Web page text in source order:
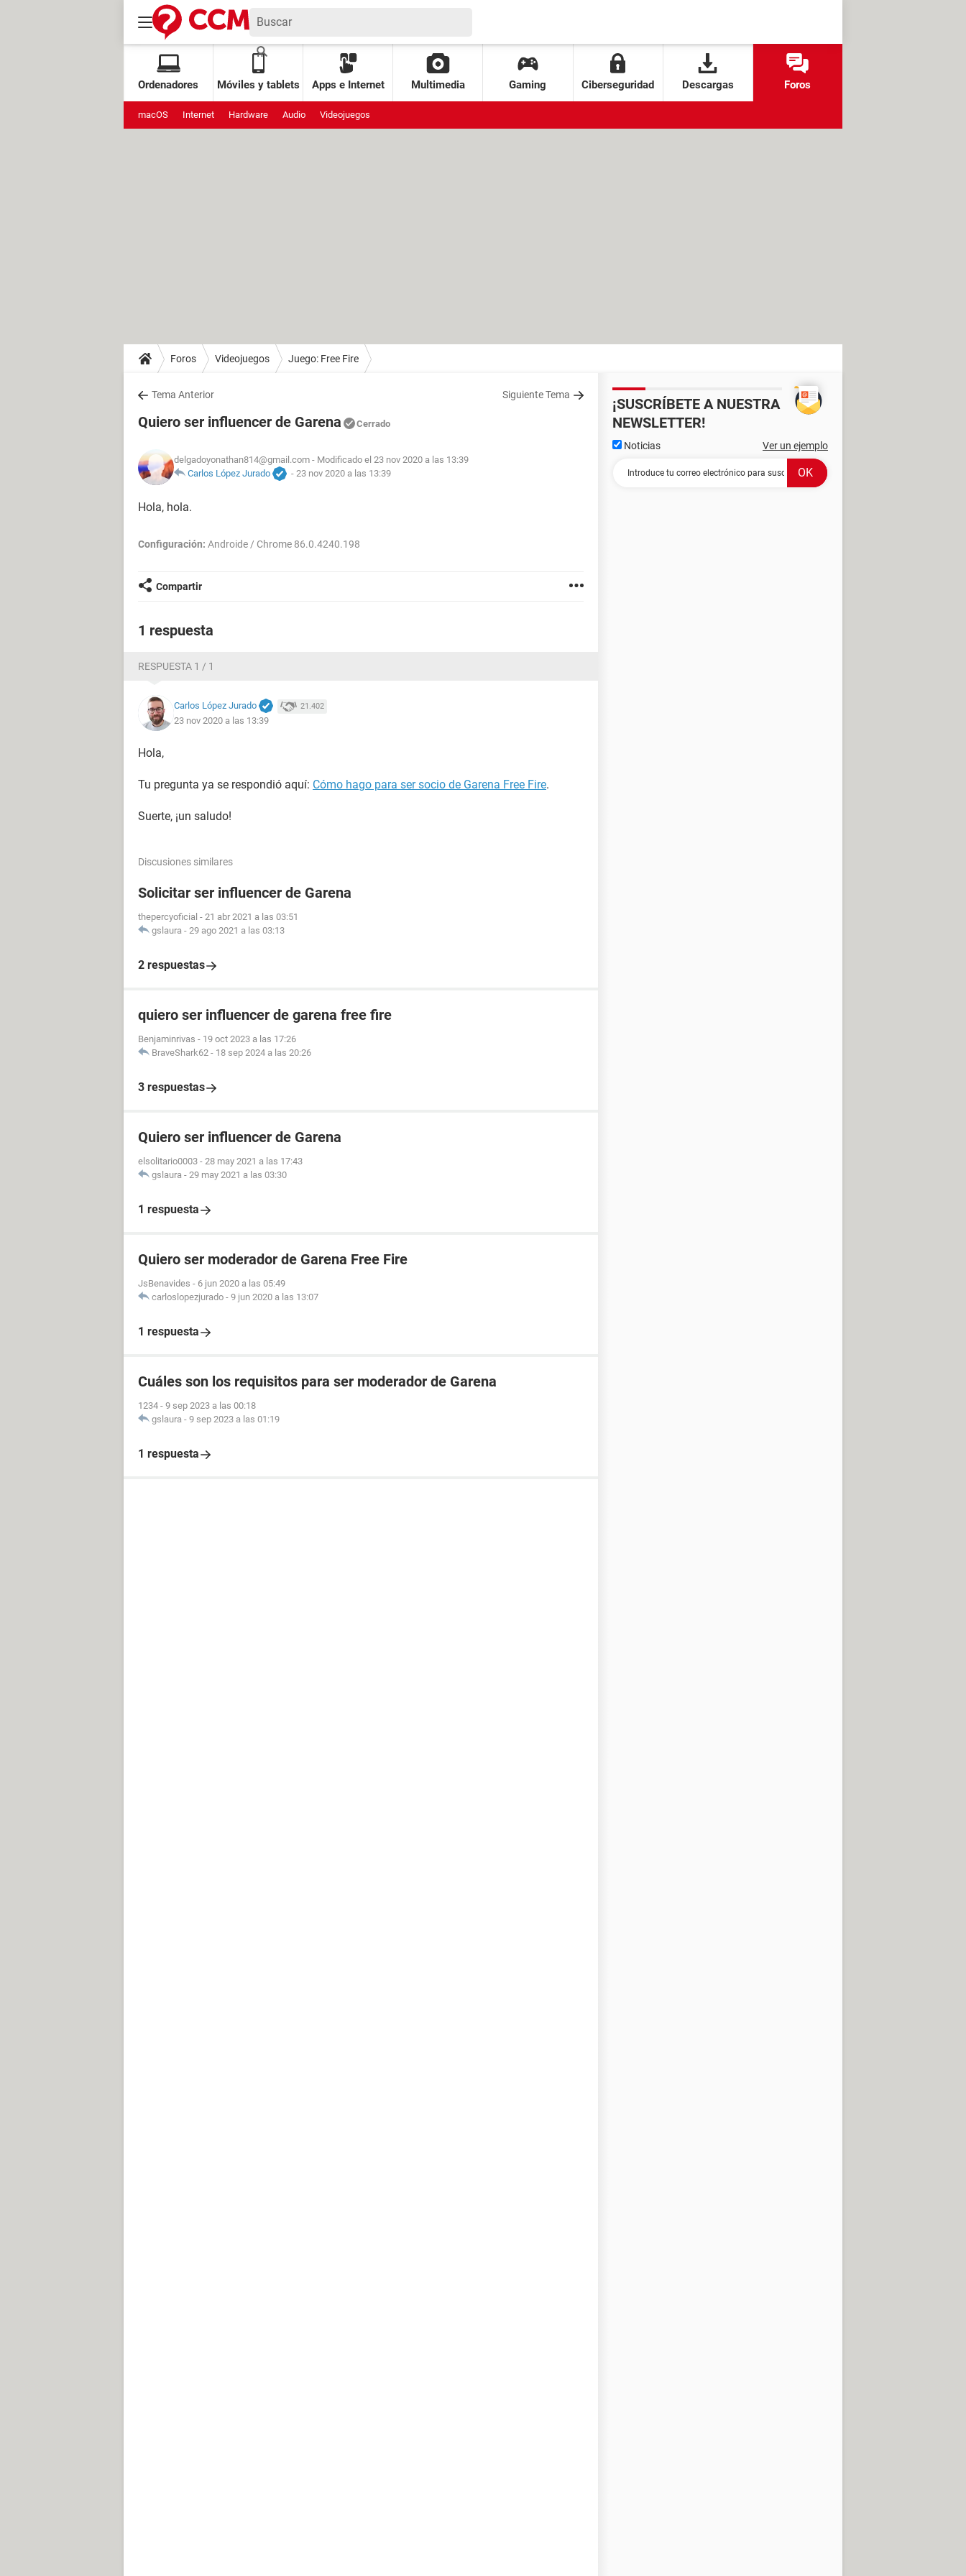
Ordenadores Móviles y tablets Apps e Internet Multimedia Gaming Ciberseguridad Descargas Foros
macOS Internet Hardware Audio Videojuegos
Foros Videojuegos Juego: Free Fire
Tema Anterior Siguiente Tema
Quiero ser influencer de Garena Cerrado
delgadoyonathan814@gmail.com - Modificado el 23 nov 2020 a las 13:39
Carlos López Jurado
- 23 nov 2020 a las 13:39
Hola, hola.
Configuración: Androide / Chrome 86.0.4240.198
Compartir
1 respuesta
RESPUESTA 1 / 1
Carlos López Jurado 21.402
23 nov 2020 a las 13:39
Hola,
Tu pregunta ya se respondió aquí: Cómo hago para ser socio de Garena Free Fire.
Suerte, ¡un saludo!
Discusiones similares
Solicitar ser influencer de Garena
thepercyoficial - 21 abr 2021 a las 03:51
gslaura - 29 ago 2021 a las 03:13
2 respuestas
quiero ser influencer de garena free fire
Benjaminrivas - 19 oct 2023 a las 17:26
BraveShark62 - 18 sep 2024 a las 20:26
3 respuestas
Quiero ser influencer de Garena
elsolitario0003 - 28 may 2021 a las 17:43
gslaura - 29 may 2021 a las 03:30
1 respuesta
Quiero ser moderador de Garena Free Fire
JsBenavides - 6 jun 2020 a las 05:49
carloslopezjurado - 9 jun 2020 a las 13:07
1 respuesta
Cuáles son los requisitos para ser moderador de Garena
1234 - 9 sep 2023 a las 00:18
gslaura - 9 sep 2023 a las 01:19
1 respuesta
¡SUSCRÍBETE A NUESTRA
NEWSLETTER!
Noticias Ver un ejemplo